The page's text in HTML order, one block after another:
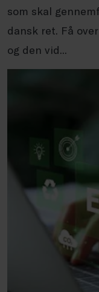
som skal
dansk ret. Få
og den vid...